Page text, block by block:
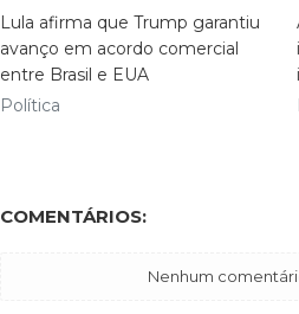
Lula afirma que Trump garantiu
avanço em acordo comercial
entre Brasil e EUA
Política
COMENTÁRIOS:
Nenhum